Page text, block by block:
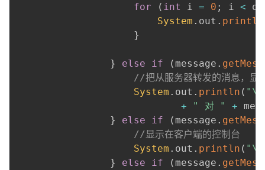
for
( int i = 0 ; i <
System . out . println
}
} else if ( message .
//把从服务器转发的消息，显
System . out . println (
+
" 对 " +
}
else if ( message .
//显示在客户端的控制台
System . out . println (
}
else if ( message .